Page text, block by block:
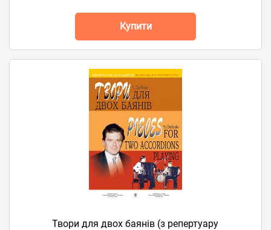
Купити
Твори для двох баянів (з репертуару